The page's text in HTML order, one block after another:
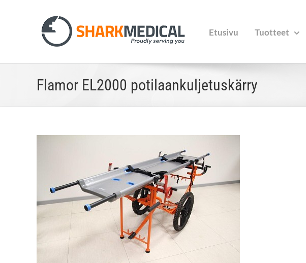
Etusivu Tuotteet
Flamor EL2000 potilaankuljetuskärry